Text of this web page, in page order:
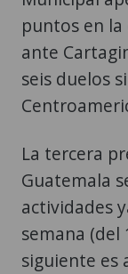
puntos en
ante
seis duelos
La tercera
Guatemala
actividades
semana (del
siguiente es